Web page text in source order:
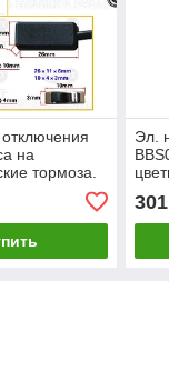
на
тормоза.
Эл.